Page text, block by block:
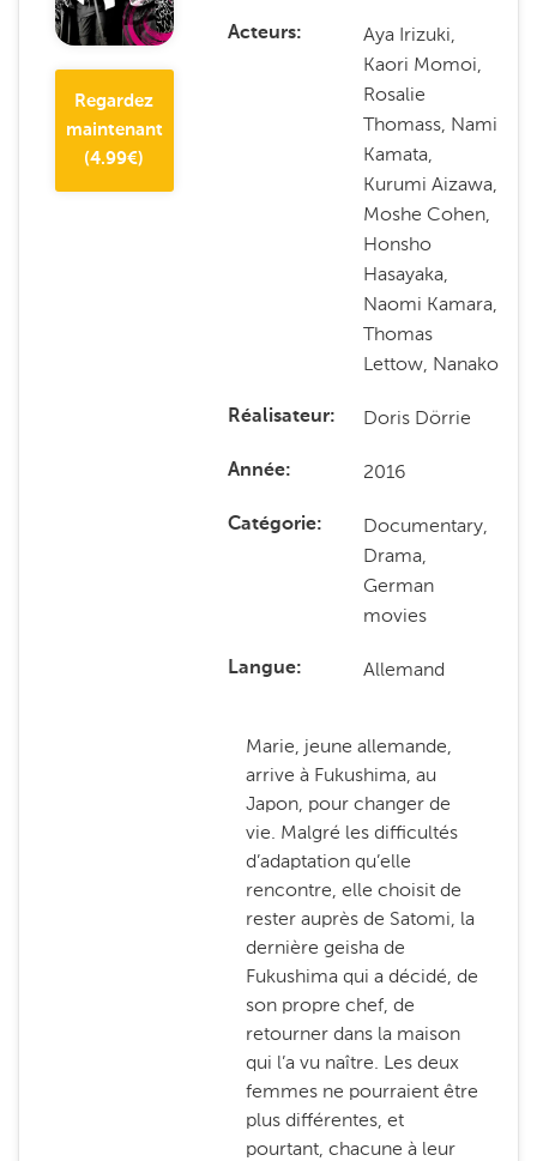
Regardez
maintenant
(4.99€)
Acteurs
Aya Irizuki,
Kaori Momoi,
Rosalie
Thomass, Nami
Kamata,
Kurumi Aizawa,
Moshe Cohen,
Honsho
Hasayaka,
Naomi Kamara,
Thomas
Lettow, Nanako
Réalisateur Doris Dörrie
Année 2016
Catégorie
Documentary,
Drama,
German
movies
Langue Allemand
Marie, jeune allemande,
arrive à Fukushima, au
Japon, pour changer de
vie. Malgré les difficultés
d’adaptation qu’elle
rencontre, elle choisit de
rester auprès de Satomi, la
dernière geisha de
Fukushima qui a décidé, de
son propre chef, de
retourner dans la maison
qui l’a vu naître. Les deux
femmes ne pourraient être
plus différentes, et
pourtant, chacune à leur